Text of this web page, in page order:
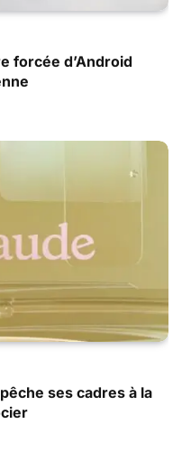
forcée d’Android
ses cadres à la